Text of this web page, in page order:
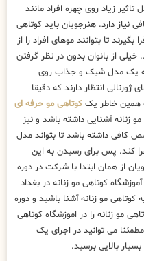
تاثیر زیاد روی چهره افراد مانند
نیاز دارد. هنرجویان باید کوتاهی
تا بتوانند موهای افراد را از
از بانوان بدون در نظر گرفتن
یک مدل شیک و جذاب روی
انتظار دارند که دقیقا
همین خاطر یک کوتاهی مو حرفه ای
زنانه آشنایی داشته باشد و نیز
داشته باشد تا بتواند مدل
کند. پس برای رسیدن به این
از همان ابتدا با شرکت در دوره
کوتاهی مو زنانه در بغداد
کوتاهی مو زنانه آشنا باشید و دوره
زنانه را در اموزشگاه کوتاهی
می توانید در اجرای یک
بالایی برسید.